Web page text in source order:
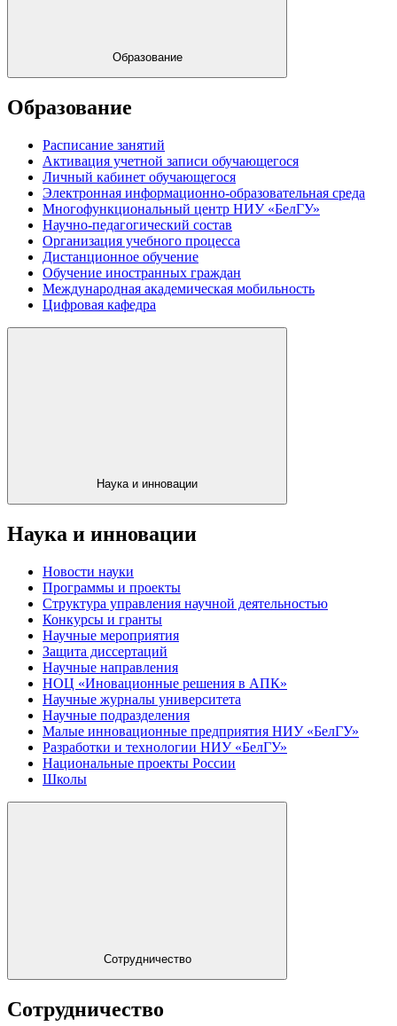
Образование
Образование
Расписание занятий
Активация учетной записи обучающегося
Личный кабинет обучающегося
Электронная информационно-образовательная среда
Многофункциональный центр НИУ «БелГУ»
Научно-педагогический состав
Организация учебного процесса
Дистанционное обучение
Обучение иностранных граждан
Международная академическая мобильность
Цифровая кафедра
Наука и инновации
Наука и инновации
Новости науки
Программы и проекты
Структура управления научной деятельностью
Конкурсы и гранты
Научные мероприятия
Защита диссертаций
Научные направления
НОЦ «Иновационные решения в АПК»
Научные журналы университета
Научные подразделения
Малые инновационные предприятия НИУ «БелГУ»
Разработки и технологии НИУ «БелГУ»
Национальные проекты России
Школы
Сотрудничество
Сотрудничество